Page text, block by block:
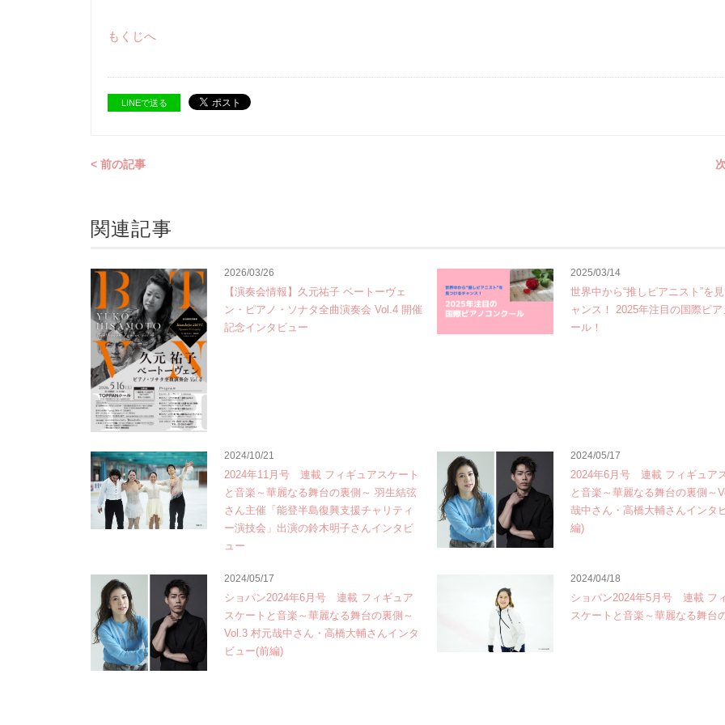
もくじへ
LINEで送る
< 前の記事
関連記事
2026/03/26
【演奏会情報】久元祐子 ベートーヴェ
ン・ピアノ・ソナタ全曲演奏会 Vol.4 開催
記念インタビュー
2025/03/14
世界中から“推しピアニスト”を
ャンス！ 2025年注目の国際ピア
ール！
2024/10/21
2024年11月号 連載 フィギュアスケート
と音楽～華麗なる舞台の裏側～ 羽生結弦
さん主催「能登半島復興支援チャリティ
ー演技会」出演の鈴木明子さんインタビ
ュー
2024/05/17
2024年6月号 連載 フィギュア
と音楽～華麗なる舞台の裏側～
哉中さん・高橋大輔さんインタ
編)
2024/05/17
ショパン2024年6月号 連載 フィギュア
スケートと音楽～華麗なる舞台の裏側～
Vol.3 村元哉中さん・高橋大輔さんインタ
ビュー(前編)
2024/04/18
ショパン2024年5月号 連載 フ
スケートと音楽～華麗なる舞台